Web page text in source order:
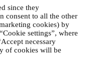
since they
consent to all the other
cookies) by
settings”, where
necessary
of cookies will be
CLIENTE.
personalizar nossos
necessidades e
personalizada ao
os seus hábitos
aos produtos mais